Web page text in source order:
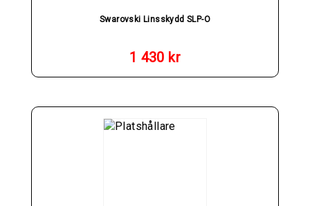
Swarovski Linsskydd SLP-O
1 430 kr